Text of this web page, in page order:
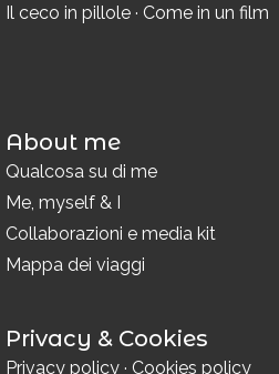
Il ceco in pillole · Come in un film
About me
Qualcosa su di me
Me, myself & I
Collaborazioni e media kit
Mappa dei viaggi
Privacy & Cookies
Privacy policy · Cookies policy